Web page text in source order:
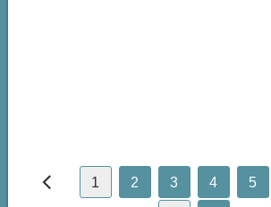
1 2 3 4 5